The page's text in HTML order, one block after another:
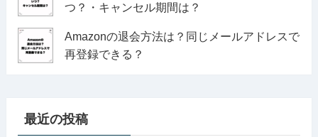
つ？・キャンセル期間は？
Amazonの退会方法は？同じメールアドレスで
再登録できる？
最近の投稿